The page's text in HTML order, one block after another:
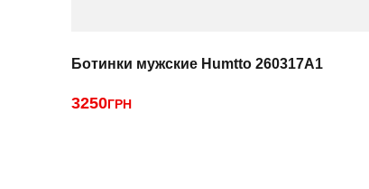
Ботинки мужские Humtto 260317A1
3250ГРН